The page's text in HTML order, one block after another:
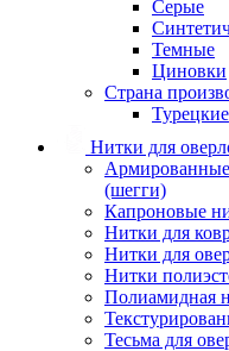
Серые
Темные
Циновки
Страна
Турецкие
Нитки для
(шегги)
Капроновые
Нитки для
Нитки для
Нитки
Полиамидная
Тесьма для